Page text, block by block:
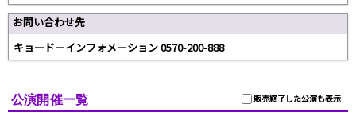
お問い合わせ先
キョードーインフォメーション 0570-200-888
販売終了した公演も表示
公演開催一覧